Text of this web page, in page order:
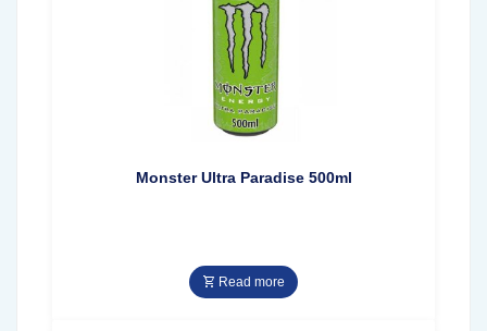
Monster Ultra Paradise 500ml
Read more